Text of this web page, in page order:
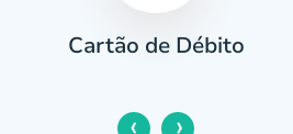
Cartão de Débito